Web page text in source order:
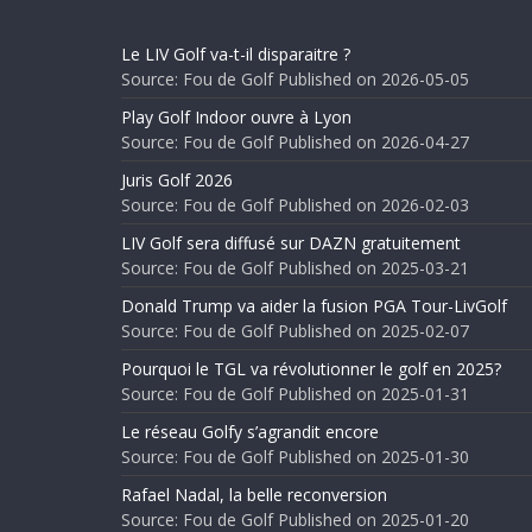
Le LIV Golf va-t-il disparaitre ?
Source: Fou de Golf Published on 2026-05-05
Play Golf Indoor ouvre à Lyon
Source: Fou de Golf Published on 2026-04-27
Juris Golf 2026
Source: Fou de Golf Published on 2026-02-03
LIV Golf sera diffusé sur DAZN gratuitement
Source: Fou de Golf Published on 2025-03-21
Donald Trump va aider la fusion PGA Tour-LivGolf
Source: Fou de Golf Published on 2025-02-07
Pourquoi le TGL va révolutionner le golf en 2025?
Source: Fou de Golf Published on 2025-01-31
Le réseau Golfy s’agrandit encore
Source: Fou de Golf Published on 2025-01-30
Rafael Nadal, la belle reconversion
Source: Fou de Golf Published on 2025-01-20